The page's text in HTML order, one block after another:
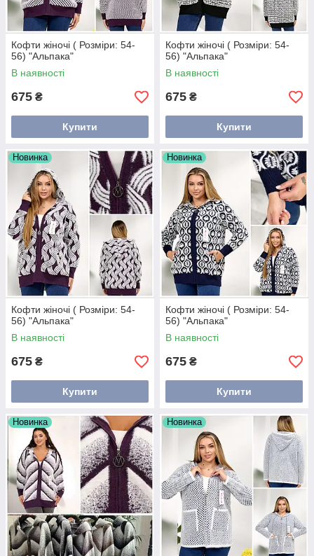
Кофти жіночі ( Розміри: 54-
56) "Альпака"
В наявності
675 ₴
Купити
Кофти жіночі ( Розміри: 54-
56) "Альпака"
В наявності
675 ₴
Купити
Новинка
Кофти жіночі ( Розміри: 54-
56) "Альпака"
В наявності
675 ₴
Купити
Новинка
Кофти жіночі ( Розміри: 54-
56) "Альпака"
В наявності
675 ₴
Купити
Новинка Новинка